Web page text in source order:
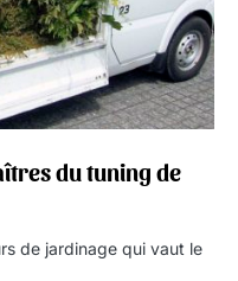
du tuning de
de jardinage qui vaut le